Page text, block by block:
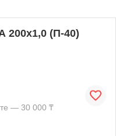
200х1,0 (П-40)
— 30 000 ₸